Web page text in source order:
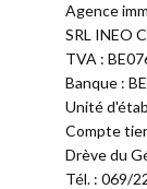
Agence
SRL INEO
TVA :
Banque :
Unité
Compte
Drève du
Tél. : 069/